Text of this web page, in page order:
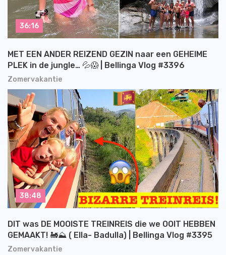
Zomervakantie
MET EEN ANDER REIZEND GEZIN naar een GEHEIME
PLEK in de jungle… 💦😱 | Bellinga Vlog #3396
36:16
Zomervakantie
DIT was DE MOOISTE TREINREIS die we OOIT HEBBEN
GEMAAKT! 🚂⛰️ ( Ella- Badulla) | Bellinga Vlog #3395
38:48